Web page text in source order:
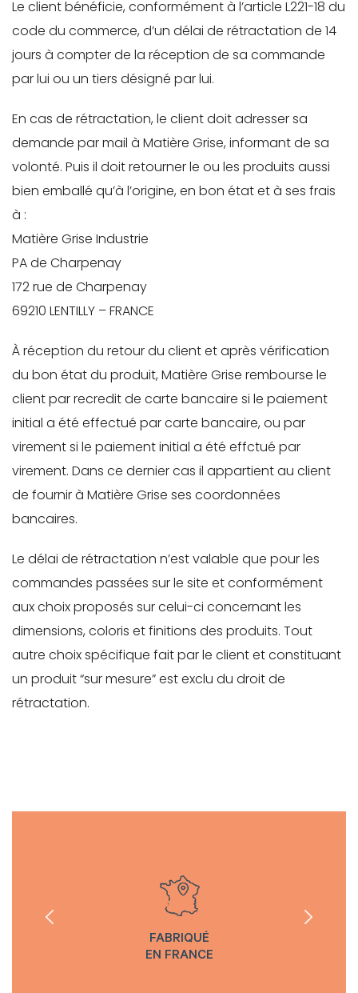
Le client bénéficie, conformément à l’article L221-18 du
code du commerce, d’un délai de rétractation de 14
jours à compter de la réception de sa commande
par lui ou un tiers désigné par lui.
En cas de rétractation, le client doit adresser sa
demande par mail à Matière Grise, informant de sa
volonté. Puis il doit retourner le ou les produits aussi
bien emballé qu’à l’origine, en bon état et à ses frais
à :
Matière Grise Industrie
PA de Charpenay
172 rue de Charpenay
69210 LENTILLY – FRANCE
À réception du retour du client et après vérification
du bon état du produit, Matière Grise rembourse le
client par recredit de carte bancaire si le paiement
initial a été effectué par carte bancaire, ou par
virement si le paiement initial a été effctué par
virement. Dans ce dernier cas il appartient au client
de fournir à Matière Grise ses coordonnées
bancaires.
Le délai de rétractation n’est valable que pour les
commandes passées sur le site et conformément
aux choix proposés sur celui-ci concernant les
dimensions, coloris et finitions des produits. Tout
autre choix spécifique fait par le client et constituant
un produit “sur mesure” est exclu du droit de
rétractation.
FABRIQUÉ
EN FRANCE